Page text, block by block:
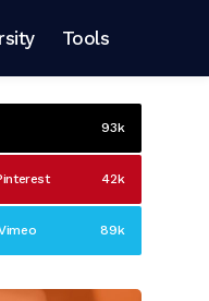
Tools
93k
42k
89k